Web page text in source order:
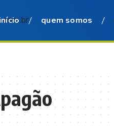
quem somos